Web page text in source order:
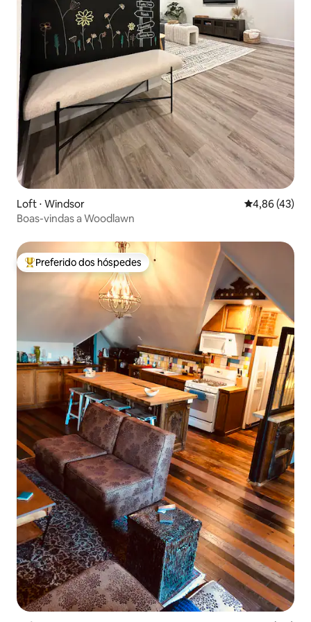
Loft ⋅ Windsor 4,86 de uma
4,86 (43)
Boas-vindas a Woodlawn
Entre os melhores preferidos dos hóspedes
Preferido dos hóspedes